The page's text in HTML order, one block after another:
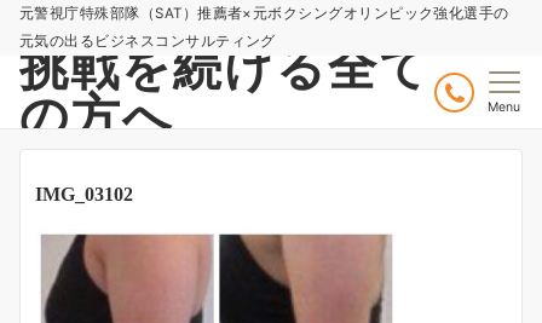
元警視庁特殊部隊（SAT）推薦者×元ボクシングオリンピック強化選手の
元気の出るビジネスコンサルティング
挑戦を続ける全て
の方へ
Menu
IMG_03102